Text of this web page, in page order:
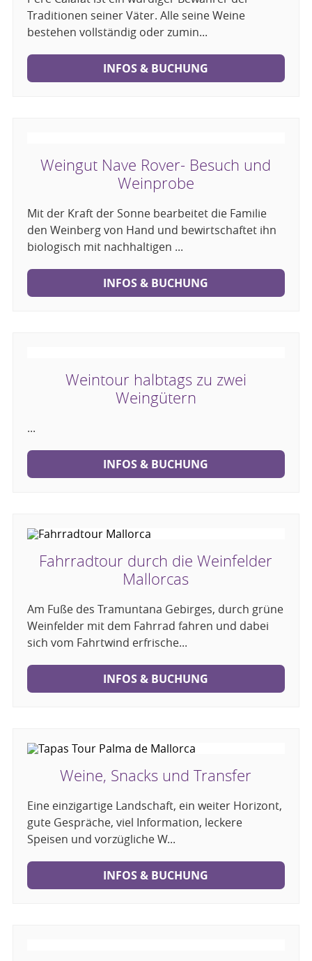
Traditionen seiner Väter. Alle seine Weine
bestehen vollständig oder zumin...
INFOS & BUCHUNG
Weingut Nave Rover- Besuch und
Weinprobe
Mit der Kraft der Sonne bearbeitet die Familie
den Weinberg von Hand und bewirtschaftet ihn
biologisch mit nachhaltigen ...
INFOS & BUCHUNG
Weintour halbtags zu zwei
Weingütern
...
INFOS & BUCHUNG
Fahrradtour durch die Weinfelder
Mallorcas
Am Fuße des Tramuntana Gebirges, durch grüne
Weinfelder mit dem Fahrrad fahren und dabei
sich vom Fahrtwind erfrische...
INFOS & BUCHUNG
Weine, Snacks und Transfer
Eine einzigartige Landschaft, ein weiter Horizont,
gute Gespräche, viel Information, leckere
Speisen und vorzügliche W...
INFOS & BUCHUNG